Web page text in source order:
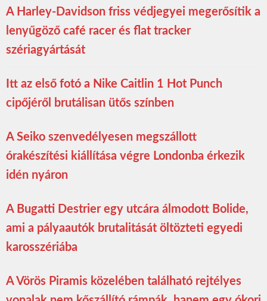
A Harley-Davidson friss védjegyei megerősítik a
lenyűgöző café racer és flat tracker
szériagyártását
Itt az első fotó a Nike Caitlin 1 Hot Punch
cipőjéről brutálisan ütős színben
A Seiko szenvedélyesen megszállott
órakészítési kiállítása végre Londonba érkezik
idén nyáron
A Bugatti Destrier egy utcára álmodott Bolide,
ami a pályaautók brutalitását öltözteti egyedi
karosszériába
A Vörös Piramis közelében található rejtélyes